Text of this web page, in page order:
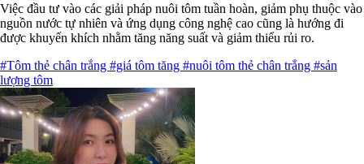
Việc đầu tư vào các giải pháp nuôi tôm tuần hoàn, giảm phụ thuộc vào
nguồn nước tự nhiên và ứng dụng công nghệ cao cũng là hướng đi
được khuyến khích nhằm tăng năng suất và giảm thiểu rủi ro.
#Tôm thẻ chân trắng #giá tôm tăng #nuôi tôm thẻ chân trắng #sản
lượng tôm